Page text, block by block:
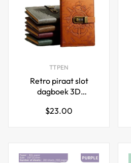
TTPEN
Retro piraat slot
dagboek 3D
stijl vergrendeld
Normale
$23.00